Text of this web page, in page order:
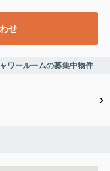
せ
ールームの募集中物件